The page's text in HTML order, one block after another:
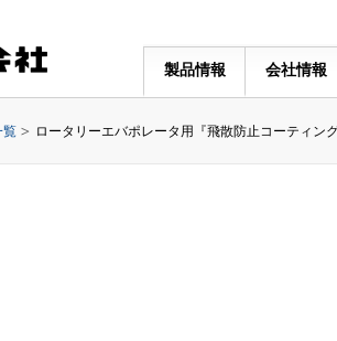
製品情報 会社情報
覧 ロータリーエバポレータ用『飛散防止コーティン